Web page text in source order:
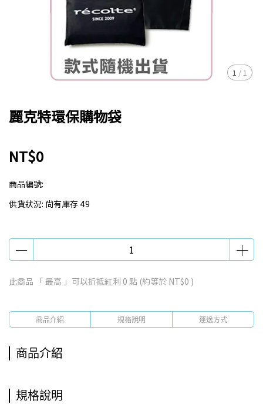
1 / 1
麗克特環保購物袋
NT$0
商品編號:
供貨狀況: 尚有庫存 49
此商品 「 最高 」可以折抵紅利 0 點 (約等於 NT$0 )
商品介紹 規格說明 運送方式
商品介紹
規格說明